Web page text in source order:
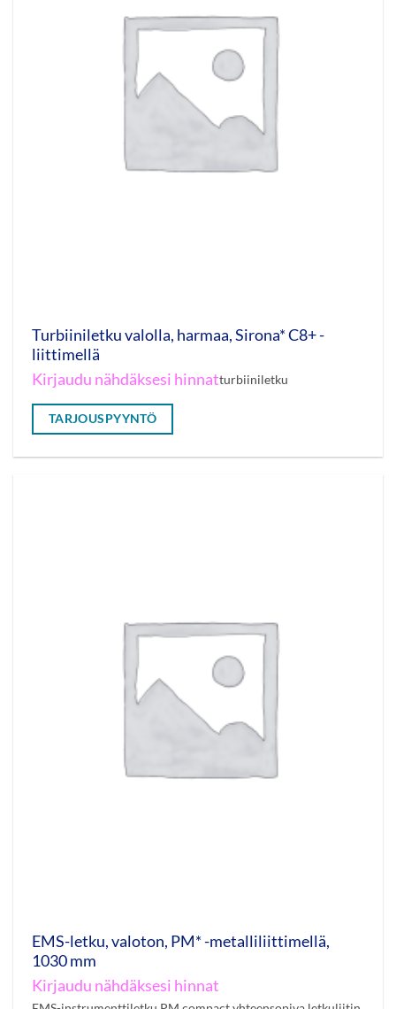
Turbiiniletku valolla, harmaa, Sirona* C8+ -
liittimellä
Kirjaudu nähdäksesi hinnatturbiiniletku
TARJOUSPYYNTÖ
EMS-letku, valoton, PM* -metalliliittimellä,
1030 mm
Kirjaudu nähdäksesi hinnat